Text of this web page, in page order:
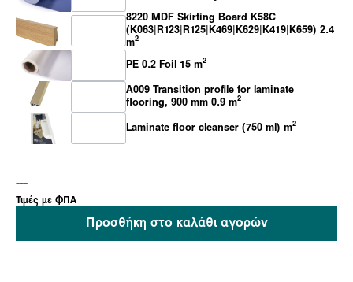
8220 MDF Skirting Board K58C
(K063|R123|R125|K469|K629|K419|K659) 2.4
m2
PE 0.2 Foil 15 m2
A009 Transition profile for laminate
flooring, 900 mm 0.9 m2
Laminate floor cleanser (750 ml) m2
---
Τιμές με ΦΠΑ
Προσθήκη στο καλάθι αγορών